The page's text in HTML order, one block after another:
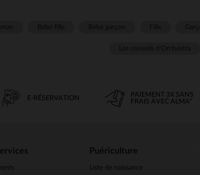
E-RÉSERVATION
PAIEMENT 3X SANS
FRAIS AVEC ALMA*
Puériculture
Liste de naissance